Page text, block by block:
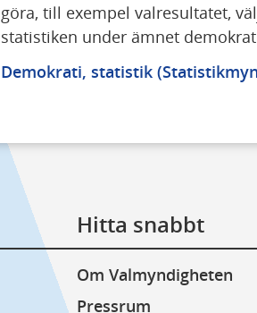
göra, till exempel valresultatet,
statistiken under ämnet
Demokrati, statistik
Hitta snabbt
Om Valmyndigheten
Pressrum